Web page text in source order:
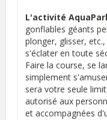
L'activité
gonflables géants
plonger, glisser,
s'éclater en toute
Faire la course, se
simplement
sera votre seule
autorisé aux
et accompagnées